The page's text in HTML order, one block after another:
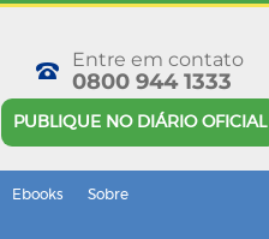
Entre em contato
0800 944 1333
PUBLIQUE NO DIÁRIO OFICIAL
Ebooks Sobre